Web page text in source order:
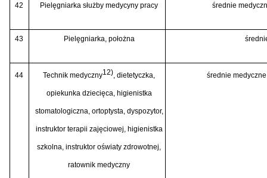
42 Pielęgniarka służby medycyny pracy średnie
43 Pielęgniarka, położna
44 Technik medyczny12), dietetyczka,
opiekunka dziecięca, higienistka
stomatologiczna, ortoptysta, dyspozytor,
instruktor terapii zajęciowej, higienistka
szkolna, instruktor oświaty zdrowotnej,
ratownik medyczny
średnie